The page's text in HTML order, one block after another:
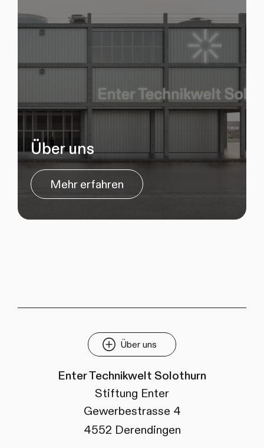
Über uns
Mehr erfahren
Über uns
Enter Technikwelt Solothurn
Stiftung Enter
Gewerbestrasse 4
4552 Derendingen